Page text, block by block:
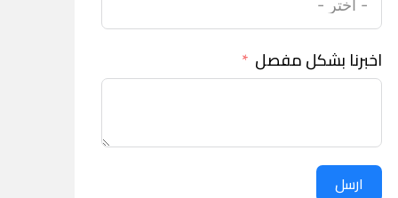
اخبرنا بشكل مفصل
ارسل